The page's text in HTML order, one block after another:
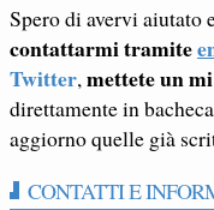
Spero di avervi aiutato
contattarmi tramite
Twitter, mettete un
direttamente in
aggiorno quelle già
CONTATTI E